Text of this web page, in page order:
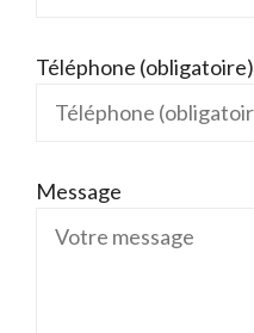
Téléphone (obligatoire)
Message